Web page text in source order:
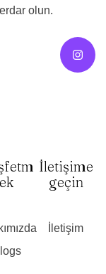
olun.
ek
İletişime
geçin
İletişim